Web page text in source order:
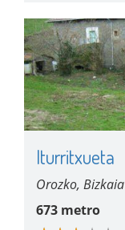
Iturritxueta
Orozko, Bizkaia
673 metro